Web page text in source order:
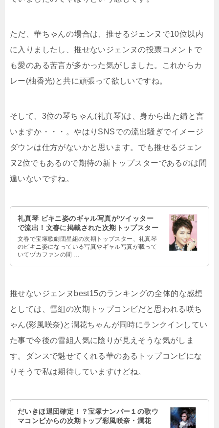
ただ、華ちゃんの場合は、推せるジェンヌで10位以内
に入りましたし、推せないジェンヌの投票コメントで
も愛のある苦言が多かった気がしました。これからカ
レー(柚香光)と共に頑張って欲しいですね。
そして、3位の琴ちゃん(礼真琴)は、身から出た錆と言
いますか・・・。やはりSNSでの流出騒ぎでイメージ
ダウンは仕方がないかと思います。でも推せるジェン
ヌ2位でもあるので期待の新トップスターであるのは間
違いないですね。
礼真琴 ビキニ姿のギャル写真がツイッター
で流出！文春に掲載された次期トップスター
文春で宝塚歌劇団星組の次期トップスター、礼真琴
のビキニ姿になっている写真やギャル写真が載って
いてヅカファンの間 …
推せないジェンヌbest15のランキングの全体的な感想
としては、雪組の次期トップコンビだと思われる咲ち
ゃん(彩風咲奈)と潤花ちゃんが同時にランクインしてい
た事で今後の雪組人気に陰りが見えそうな気がしま
す。ダンスで魅せてくれる華のあるトップコンビにな
りそうで私は期待していますけどね。
だいきほ退団確定！？宝塚ナンバー１の歌ウ
マコンビからの次期トップ彩風咲奈・潤花